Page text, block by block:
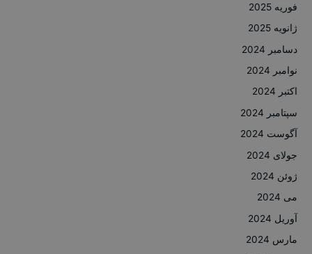
فوریه 2025
ژانویه 2025
دسامبر 2024
نوامبر 2024
اکتبر 2024
سپتامبر 2024
آگوست 2024
جولای 2024
ژوئن 2024
می 2024
آوریل 2024
مارس 2024